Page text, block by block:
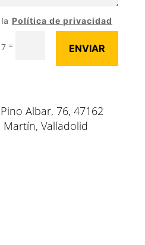
Política de privacidad
= ENVIAR
Albar, 76, 47162
Valladolid